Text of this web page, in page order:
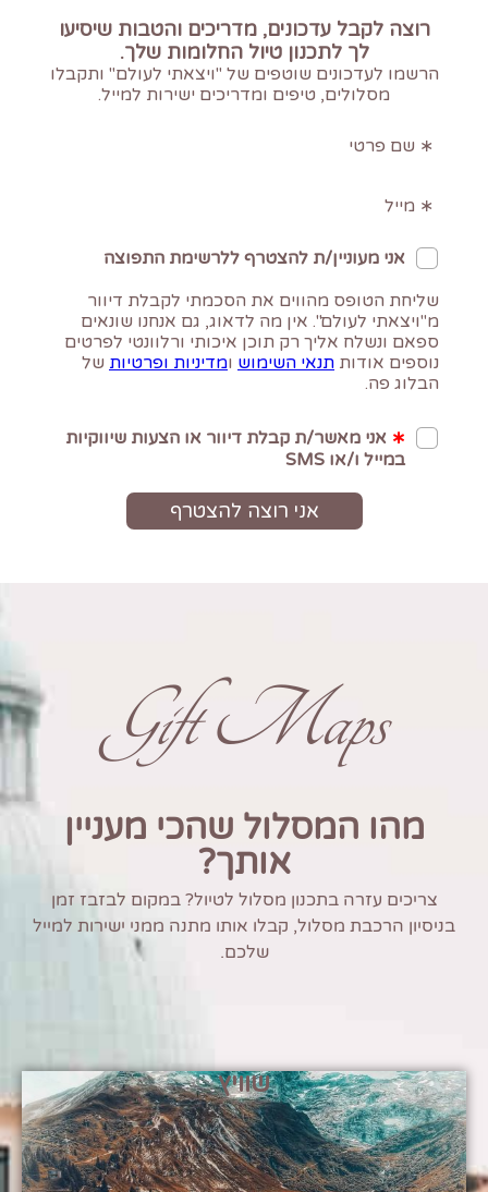
Gift Maps
מהו המסלול שהכי מעניין
אותך?
צריכים עזרה בתכנון מסלול לטיול? במקום לבזבז זמן
בניסיון הרכבת מסלול, קבלו אותו מתנה ממני ישירות למייל
שלכם.
שוויץ